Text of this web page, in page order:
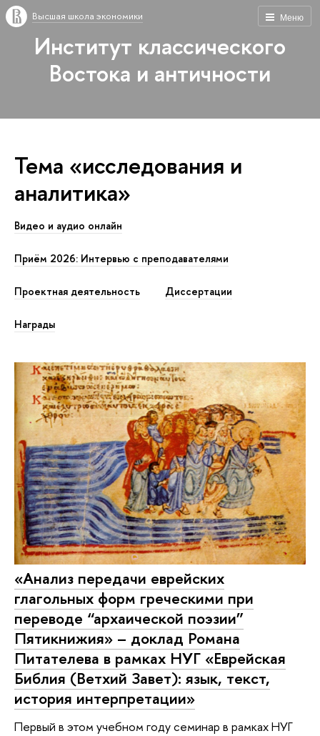
Меню
Высшая школа экономики
Институт классического
Востока и античности
Тема «исследования и
аналитика»
Видео и аудио онлайн
Приём 2026: Интервью с преподавателями
Проектная деятельность Диссертации
Награды
«Анализ передачи еврейских
глагольных форм греческими при
переводе “архаической поэзии”
Пятикнижия» – доклад Романа
Питателева в рамках НУГ «Еврейская
Библия (Ветхий Завет): язык, текст,
история интерпретации»
Первый в этом учебном году семинар в рамках НУГ